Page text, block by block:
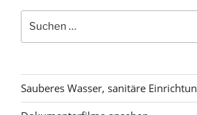
nach:
Sauberes Wasser, sanitäre